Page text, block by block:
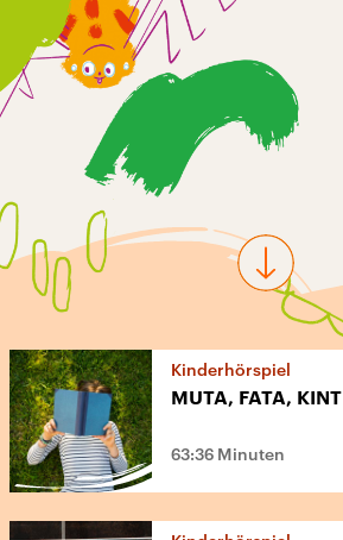
Kinderhörspiel
MUTA, FATA, KINT
63:36 Minuten